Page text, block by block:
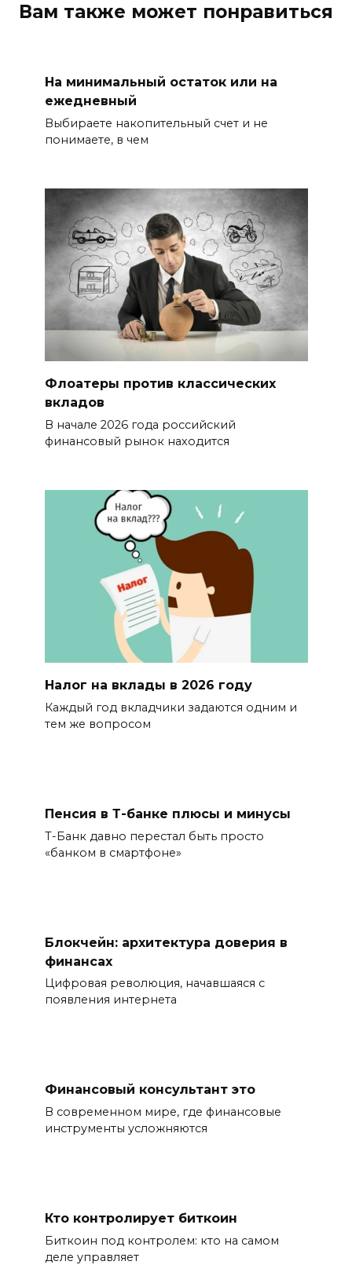
Вам также может понравиться
На минимальный остаток или на
ежедневный
Выбираете накопительный счет и не
понимаете, в чем
Флоатеры против классических
вкладов
В начале 2026 года российский
финансовый рынок находится
Налог на вклады в 2026 году
Каждый год вкладчики задаются одним и
тем же вопросом
Пенсия в Т-банке плюсы и минусы
Т-Банк давно перестал быть просто
«банком в смартфоне»
Блокчейн: архитектура доверия в
финансах
Цифровая революция, начавшаяся с
появления интернета
Финансовый консультант это
В современном мире, где финансовые
инструменты усложняются
Кто контролирует биткоин
Биткоин под контролем: кто на самом
деле управляет